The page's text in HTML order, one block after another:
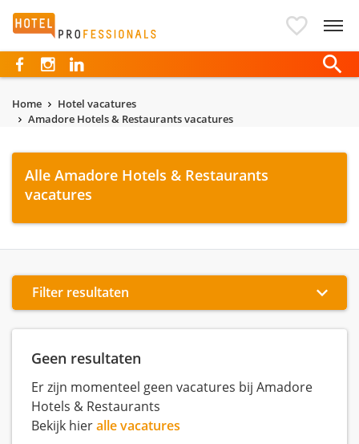
Hotelprofessionals
Home
Hotel vacatures
Amadore Hotels & Restaurants vacatures
Alle Amadore Hotels & Restaurants
vacatures
Filter resultaten
Geen resultaten
Er zijn momenteel geen vacatures bij Amadore
Hotels & Restaurants
Bekijk hieralle vacatures